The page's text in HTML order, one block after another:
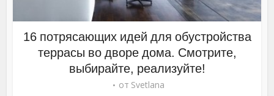
16 потрясающих идей для обустройства
террасы во дворе дома. Смотрите,
выбирайте, реализуйте!
от Svetlana